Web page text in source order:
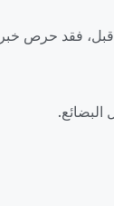
قبل، فقد حرص
البضائع.